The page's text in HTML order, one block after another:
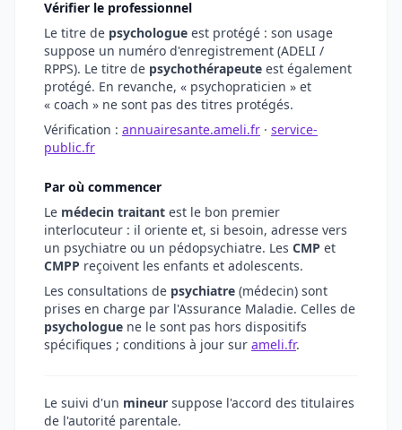
Vérifier le professionnel
Le titre de psychologue est protégé : son usage
suppose un numéro d'enregistrement (ADELI /
RPPS). Le titre de psychothérapeute est également
protégé. En revanche, « psychopraticien » et
« coach » ne sont pas des titres protégés.
Vérification : annuairesante.ameli.fr · service-
public.fr
Par où commencer
Le médecin traitant est le bon premier
interlocuteur : il oriente et, si besoin, adresse vers
un psychiatre ou un pédopsychiatre. Les CMP et
CMPP reçoivent les enfants et adolescents.
Les consultations de psychiatre (médecin) sont
prises en charge par l'Assurance Maladie. Celles de
psychologue ne le sont pas hors dispositifs
spécifiques ; conditions à jour sur ameli.fr.
Le suivi d'un mineur suppose l'accord des titulaires
de l'autorité parentale.